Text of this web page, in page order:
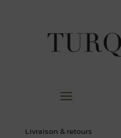
Livraison & retours